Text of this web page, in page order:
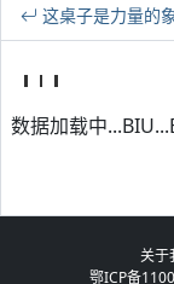
这桌子是力量的
数据加载中
关于
鄂ICP备